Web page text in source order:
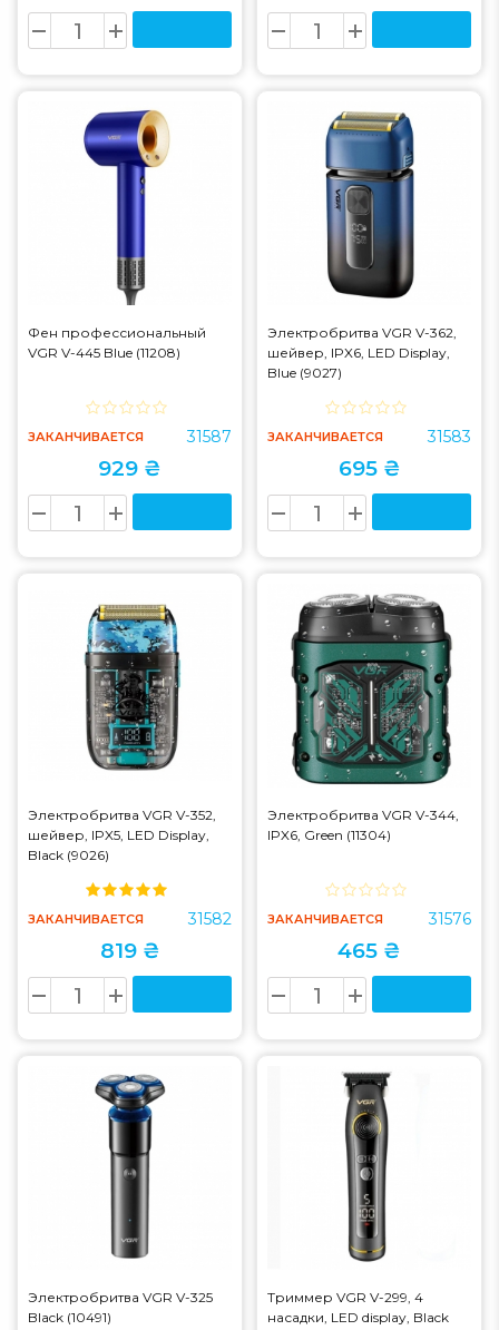
Фен профессиональный
VGR V-445 Blue (11208)
ЗАКАНЧИВАЕТСЯ 31587
929 ₴
Электробритва VGR V-362,
шейвер, IPX6, LED Display,
Blue (9027)
ЗАКАНЧИВАЕТСЯ 31583
695 ₴
Электробритва VGR V-352,
шейвер, IPX5, LED Display,
Black (9026)
ЗАКАНЧИВАЕТСЯ 31582
819 ₴
Электробритва VGR V-344,
IPX6, Green (11304)
ЗАКАНЧИВАЕТСЯ 31576
465 ₴
Электробритва VGR V-325
Black (10491)
Триммер VGR V-299, 4
насадки, LED display, Black